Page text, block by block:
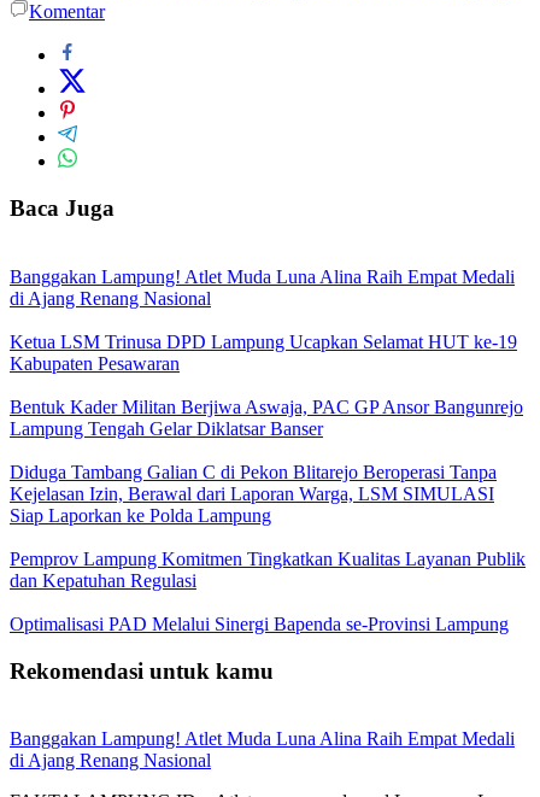
Komentar
Baca Juga
Banggakan Lampung! Atlet Muda Luna Alina Raih Empat Medali
di Ajang Renang Nasional
Ketua LSM Trinusa DPD Lampung Ucapkan Selamat HUT ke-19
Kabupaten Pesawaran
Bentuk Kader Militan Berjiwa Aswaja, PAC GP Ansor Bangunrejo
Lampung Tengah Gelar Diklatsar Banser
Diduga Tambang Galian C di Pekon Blitarejo Beroperasi Tanpa
Kejelasan Izin, Berawal dari Laporan Warga, LSM SIMULASI
Siap Laporkan ke Polda Lampung
Pemprov Lampung Komitmen Tingkatkan Kualitas Layanan Publik
dan Kepatuhan Regulasi
Optimalisasi PAD Melalui Sinergi Bapenda se-Provinsi Lampung
Rekomendasi untuk kamu
Banggakan Lampung! Atlet Muda Luna Alina Raih Empat Medali
di Ajang Renang Nasional